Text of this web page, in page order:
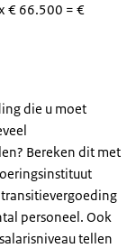
€ 66.500 = €
die u moet
Bereken dit met
personeel. Ook
tellen